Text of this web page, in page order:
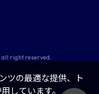
right reserved.
ツの最適な提供、ト
しています。